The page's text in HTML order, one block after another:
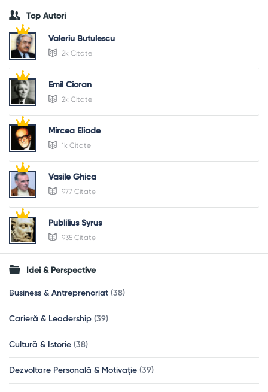
Top Autori
Valeriu Butulescu
2k Citate
Emil Cioran
2k Citate
Mircea Eliade
1k Citate
Vasile Ghica
977 Citate
Publilius Syrus
935 Citate
Idei & Perspective
Business & Antreprenoriat (38)
Carieră & Leadership (39)
Cultură & Istorie (38)
Dezvoltare Personală & Motivație (39)